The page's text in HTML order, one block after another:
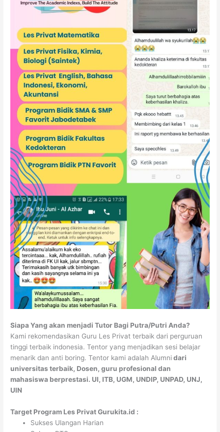
Siapa Yang akan menjadi Tutor Bagi Putra/Putri Anda?
Kami rekomendasikan Guru Les Privat terbaik dari perguruan
tinggi terbaik indonesia. Tentor yang menjadikan sesi belajar
menarik dan anti boring. Tentor kami adalah Alumnidari
universitas terbaik, Dosen, guru profesional dan
mahasiswa berprestasi. UI, ITB, UGM, UNDIP, UNPAD, UNJ,
UIN
Target Program Les Privat Gurukita.id :
Sukses Ulangan Harian